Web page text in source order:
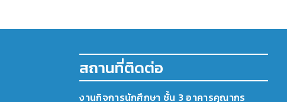
สถานที่ติดต่อ
งานกิจการนักศึกษา ชั้น 3 อาคารคุณากร